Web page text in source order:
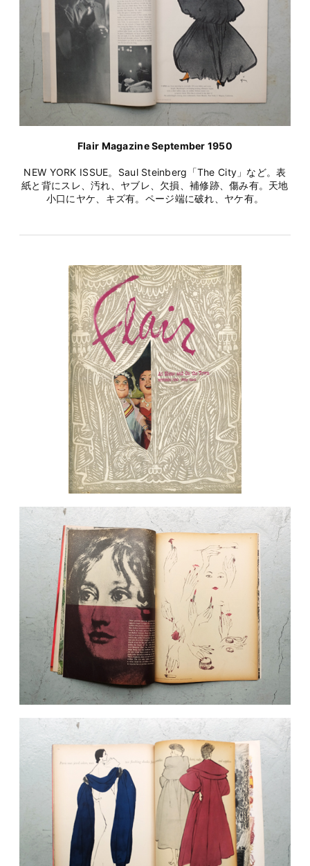
Flair Magazine September 1950
NEW YORK ISSUE。Saul Steinberg「The City」など。表
紙と背にスレ、汚れ、ヤブレ、欠損、補修跡、傷み有。天地
小口にヤケ、キズ有。ページ端に破れ、ヤケ有。